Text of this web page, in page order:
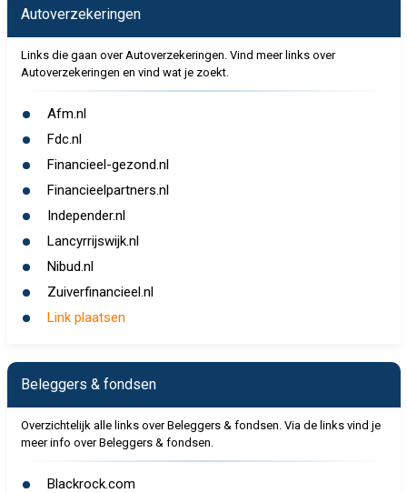
Autoverzekeringen
Links die gaan over Autoverzekeringen. Vind meer links over
Autoverzekeringen en vind wat je zoekt.
Afm.nl
Fdc.nl
Financieel-gezond.nl
Financieelpartners.nl
Independer.nl
Lancyrrijswijk.nl
Nibud.nl
Zuiverfinancieel.nl
Link plaatsen
Beleggers & fondsen
Overzichtelijk alle links over Beleggers & fondsen. Via de links vind je
meer info over Beleggers & fondsen.
Blackrock.com